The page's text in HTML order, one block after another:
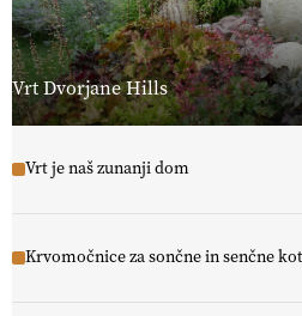
Vrt Dvorjane Hills
Vrt je naš zunanji dom
Krvomočnice za sončne in senčne